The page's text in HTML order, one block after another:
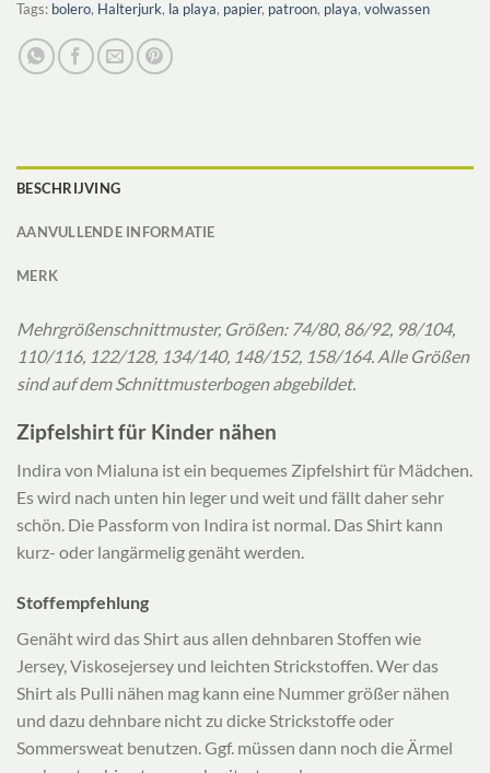
Tags: bolero, Halterjurk, la playa, papier, patroon, playa, volwassen
BESCHRIJVING
AANVULLENDE INFORMATIE
MERK
Mehrgrößenschnittmuster, Größen: 74/80, 86/92, 98/104,
110/116, 122/128, 134/140, 148/152, 158/164. Alle Größen
sind auf dem Schnittmusterbogen abgebildet.
Zipfelshirt für Kinder nähen
Indira von Mialuna ist ein bequemes Zipfelshirt für Mädchen.
Es wird nach unten hin leger und weit und fällt daher sehr
schön. Die Passform von Indira ist normal. Das Shirt kann
kurz- oder langärmelig genäht werden.
Stoffempfehlung
Genäht wird das Shirt aus allen dehnbaren Stoffen wie
Jersey, Viskosejersey und leichten Strickstoffen. Wer das
Shirt als Pulli nähen mag kann eine Nummer größer nähen
und dazu dehnbare nicht zu dicke Strickstoffe oder
Sommersweat benutzen. Ggf. müssen dann noch die Ärmel